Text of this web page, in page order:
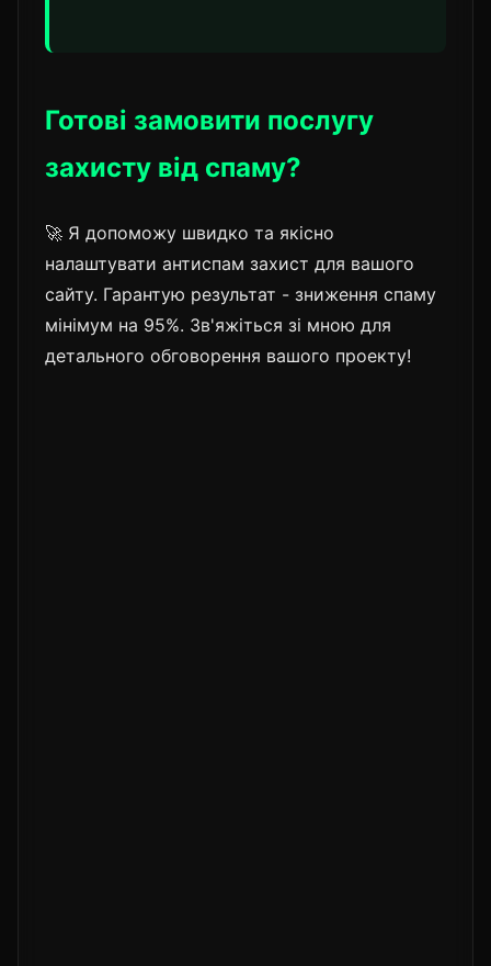
Готові замовити послугу
захисту від спаму?
🚀 Я допоможу швидко та якісно
налаштувати антиспам захист для вашого
сайту. Гарантую результат - зниження спаму
мінімум на 95%. Зв'яжіться зі мною для
детального обговорення вашого проекту!